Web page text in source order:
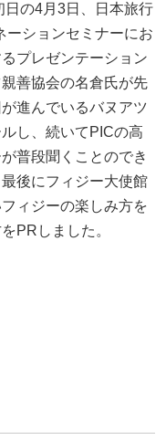
日の4月3日、日本旅行
ーションセミナーにお
プレゼンテーション
善協会の名倉氏が先
進んでいるバヌアツ
し、続いてPICの高
普段聞くことのでき
後にフィジー大使館
ィジーの楽しみ方を
PRしました。